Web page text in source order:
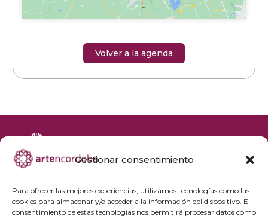
Gestionar consentimiento
Para ofrecer las mejores experiencias, utilizamos tecnologías como las
cookies para almacenar y/o acceder a la información del dispositivo. El
consentimiento de estas tecnologías nos permitirá procesar datos como
Volver a la agenda
Agenda cultural